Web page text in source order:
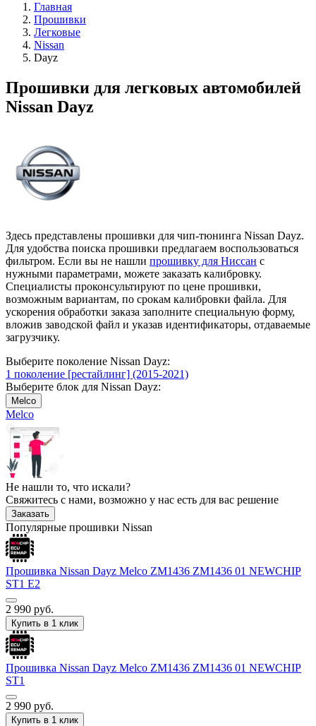
Главная
Прошивки
Легковые
Nissan
Dayz
Прошивки для легковых автомобилей
Nissan Dayz
Здесь представлены прошивки для чип-тюнинга Nissan Dayz.
Для удобства поиска прошивки предлагаем воспользоваться
фильтром. Если вы не нашли прошивку для Ниссан с
нужными параметрами, можете заказать калибровку.
Специалисты проконсультируют по цене прошивки,
возможным вариантам, по срокам калибровки файла. Для
ускорения обработки заказа заполните специальную форму,
вложив заводской файл и указав идентификаторы, отдаваемые
загрузчику.
Выберите поколение Nissan Dayz:
1 поколение [рестайлинг] (2015-2021)
Выберите блок для Nissan Dayz:
Melco
Melco
Не нашли то, что искали?
Свяжитесь с нами, возможно у нас есть для вас решение
Заказать
Популярные прошивки Nissan
Прошивка Nissan Dayz Melco ZM1436 ZM1436 01 NEWCHIP
ST1 E2
2 990 руб.
Купить в 1 клик
Прошивка Nissan Dayz Melco ZM1436 ZM1436 01 NEWCHIP
ST1
2 990 руб.
Купить в 1 клик